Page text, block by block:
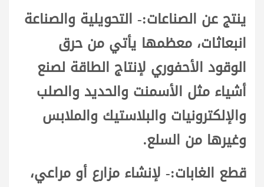
ينتج عن الصناعات:- التحويلية والصناعة
انبعاثات، معظمها يأتي من حرق
الوقود الأحفوري لإنتاج الطاقة لصنع
أشياء مثل الأسمنت والحديد والصلب
والإلكترونيات والبلاستيك والملابس
وغيرها من السلع.
قطع الغابات:- لإنشاء مزارع أو مراعي،